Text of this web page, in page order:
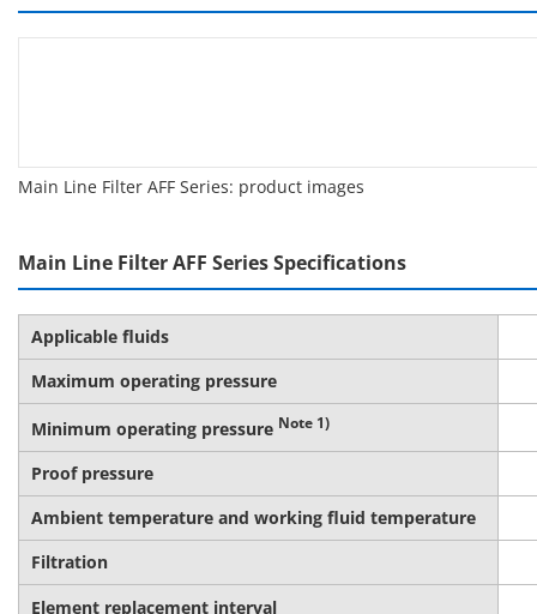
Main Line Filter AFF Series: product images
Main Line Filter AFF Series Specifications
Applicable fluids
Maximum operating pressure
Minimum operating pressure Note 1)
Proof pressure
Ambient temperature and working fluid temperature
Filtration
Element replacement interval